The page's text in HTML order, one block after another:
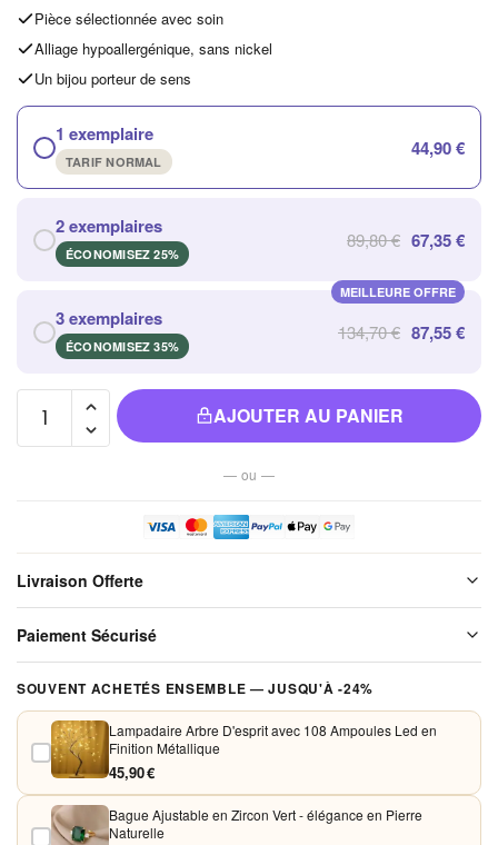
Pièce sélectionnée avec soin
Alliage hypoallergénique, sans nickel
Un bijou porteur de sens
1 exemplaire
TARIF NORMAL
44,90 €
2 exemplaires
ÉCONOMISEZ 25%
89,80 € 67,35 €
MEILLEURE OFFRE
3 exemplaires
ÉCONOMISEZ 35%
134,70 € 87,55 €
Apaisante
et
Colorée
AJOUTER AU PANIER
— ou —
Livraison Offerte
soigneusement emballé avant expédition. Aucun frais de port, jamais.
Paiement Sécurisé
acceptons Visa, Mastercard, PayPal et Apple Pay. Aucune donnée
bancaire n'est conservée sur nos serveurs.
SOUVENT ACHETÉS ENSEMBLE — JUSQU'À -24%
Lampadaire Arbre D'esprit avec 108 Ampoules Led en
Finition Métallique
45,90 €
Bague Ajustable en Zircon Vert - élégance en Pierre
Naturelle